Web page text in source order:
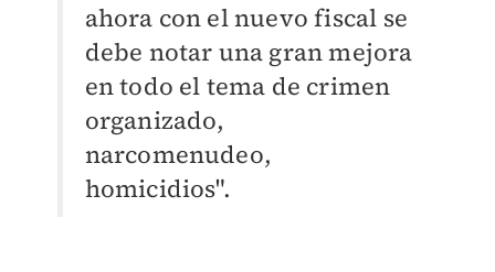
ahora con el nuevo fiscal se
debe notar una gran mejora
en todo el tema de crimen
organizado,
narcomenudeo,
homicidios".